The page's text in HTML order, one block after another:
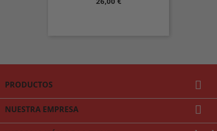
PRODUCTOS 
NUESTRA EMPRESA 